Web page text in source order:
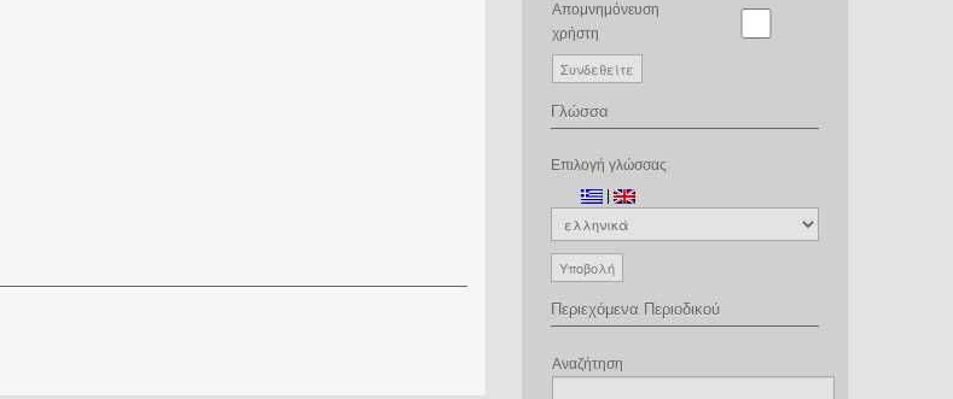
Απομνημόνευση
χρήστη
Γλώσσα
Επιλογή γλώσσας
|
Περιεχόμενα Περιοδικού
Αναζήτηση